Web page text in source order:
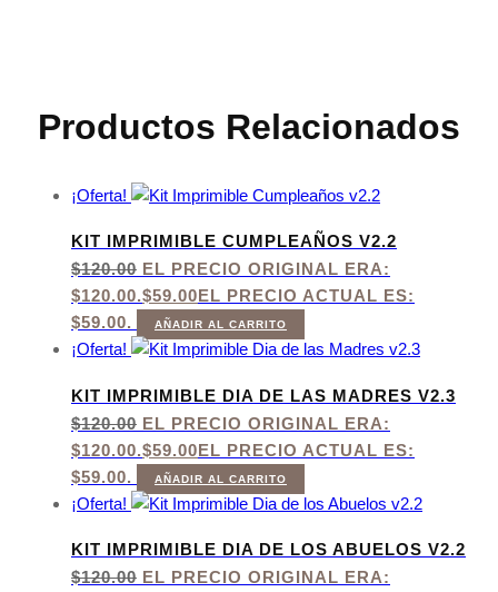
Productos Relacionados
¡Oferta!
KIT IMPRIMIBLE CUMPLEAÑOS V2.2
$120.00 EL PRECIO ORIGINAL ERA:
$120.00.$59.00EL PRECIO ACTUAL ES:
$59.00.
AÑADIR AL CARRITO
¡Oferta!
KIT IMPRIMIBLE DIA DE LAS MADRES V2.3
$120.00 EL PRECIO ORIGINAL ERA:
$120.00.$59.00EL PRECIO ACTUAL ES:
$59.00.
AÑADIR AL CARRITO
¡Oferta!
KIT IMPRIMIBLE DIA DE LOS ABUELOS V2.2
$120.00 EL PRECIO ORIGINAL ERA: